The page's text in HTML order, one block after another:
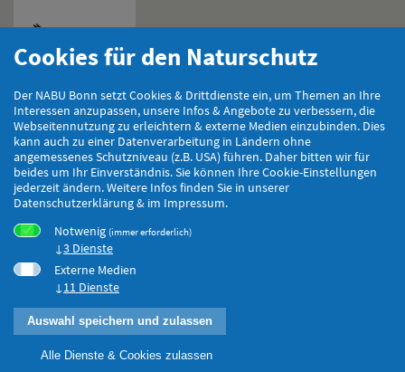
Cookies für den Naturschutz
Der NABU Bonn setzt Cookies & Drittdienste ein, um Themen an Ihre
Interessen anzupassen, unsere Infos & Angebote zu verbessern, die
Webseitennutzung zu erleichtern & externe Medien einzubinden. Dies
kann auch zu einer Datenverarbeitung in Ländern ohne
angemessenes Schutzniveau (z.B. USA) führen. Daher bitten wir für
beides um Ihr Einverständnis. Sie können Ihre Cookie-Einstellungen
jederzeit ändern. Weitere Infos finden Sie in unserer
Datenschutzerklärung & im Impressum.
Notwenig (immer erforderlich)
3 Dienste
Externe Medien
11 Dienste
Auswahl speichern und zulassen
Alle Dienste & Cookies zulassen